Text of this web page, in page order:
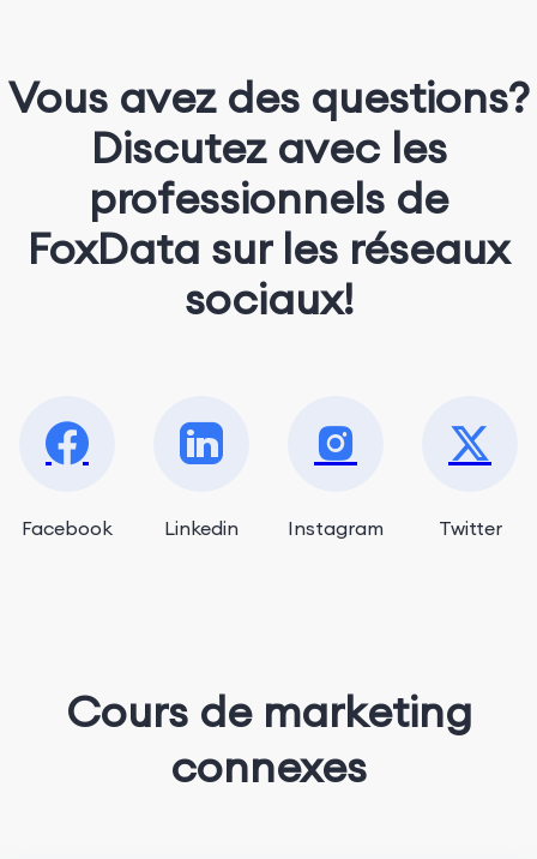
Vous avez des questions?
Discutez avec les
professionnels de
FoxData sur les réseaux
sociaux!
Facebook Linkedin Instagram Twitter
Cours de marketing
connexes